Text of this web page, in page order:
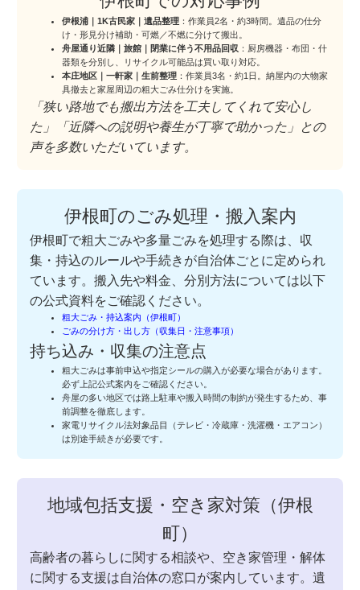
伊根浦｜1K古民家｜遺品整理 ：作業員2名・約3時間。遺品の仕分
け・形見分け補助・可燃／不燃に分けて搬出。
舟屋通り近隣｜旅館｜閉業に伴う不用品回収 ：厨房機器・布団・什
器類を分別し、リサイクル可能品は買い取り対応。
本庄地区｜一軒家｜生前整理 ：作業員3名・約1日。納屋内の大物家
具撤去と家屋周辺の粗大ごみ仕分けを実施。
「狭い路地でも搬出方法を工夫してくれて安心し
た」「近隣への説明や養生が丁寧で助かった」との
声を多数いただいています。
伊根町のごみ処理・搬入案内
伊根町で粗大ごみや多量ごみを処理する際は、収
集・持込のルールや手続きが自治体ごとに定められ
ています。搬入先や料金、分別方法については以下
の公式資料をご確認ください。
粗大ごみ・持込案内（伊根町）
ごみの分け方・出し方（収集日・注意事項）
持ち込み・収集の注意点
粗大ごみは事前申込や指定シールの購入が必要な場合があります。
必ず上記公式案内をご確認ください。
舟屋の多い地区では路上駐車や搬入時間の制約が発生するため、事
前調整を徹底します。
家電リサイクル法対象品目（テレビ・冷蔵庫・洗濯機・エアコン）
は別途手続きが必要です。
地域包括支援・空き家対策（伊根
町）
高齢者の暮らしに関する相談や、空き家管理・解体
に関する支援は自治体の窓口が案内しています。遺